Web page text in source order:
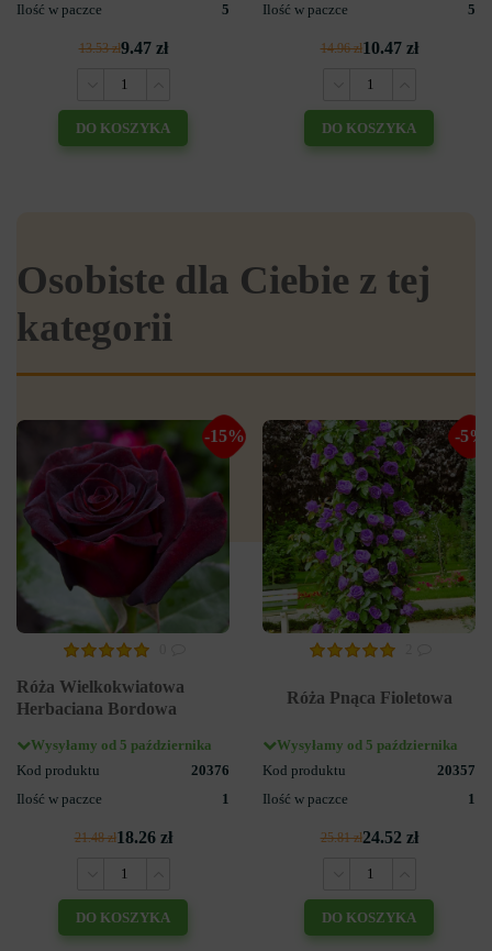
Ilość w paczce
5
13.53 zł9.47 zł
DO KOSZYKA
Ilość w paczce
5
14.96 zł10.47 zł
DO KOSZYKA
Osobiste dla Ciebie z tej
kategorii
-15%
Róża Wielkokwiatowa
Herbaciana Bordowa
Wysyłamy od 5 października
Kod produktu
20376
Ilość w paczce
1
21.48 zł18.26 zł
DO KOSZYKA
-5%
Róża Pnąca Fioletowa
Wysyłamy od 5 października
Kod produktu
20357
Ilość w paczce
1
25.81 zł24.52 zł
DO KOSZYKA